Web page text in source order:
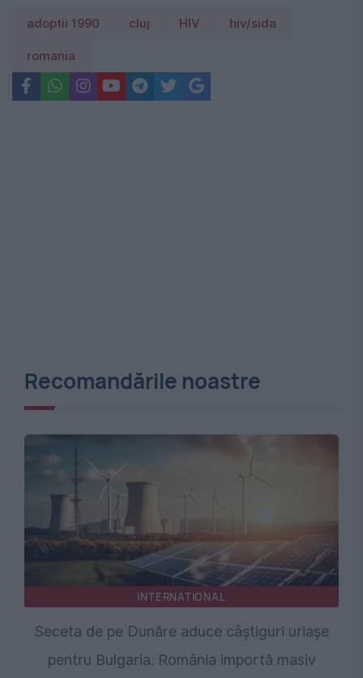
adoptii 1990 cluj HIV hiv/sida
romania
Recomandările noastre
INTERNATIONAL
Seceta de pe Dunăre aduce câștiguri uriașe
pentru Bulgaria. România importă masiv